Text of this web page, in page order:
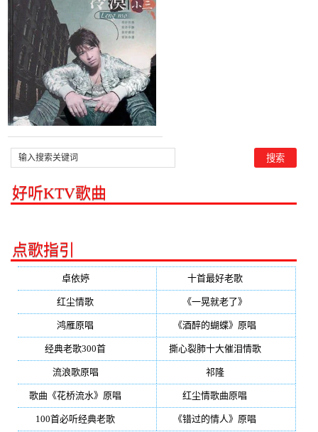
云菲菲)，青春演唱点播:23
次
好听KTV歌曲
点歌指引
卓依婷(350) 十首最好老歌(300)
红尘情歌 《一晃就老了》
鸿雁原唱 《酒醉的蝴蝶》原唱
经典老歌300首 撕心裂肺十大催泪情歌(195)
流浪歌原唱 祁隆(188)
歌曲《花桥流水》原唱 红尘情歌曲原唱
100首必听经典老歌 《错过的情人》原唱